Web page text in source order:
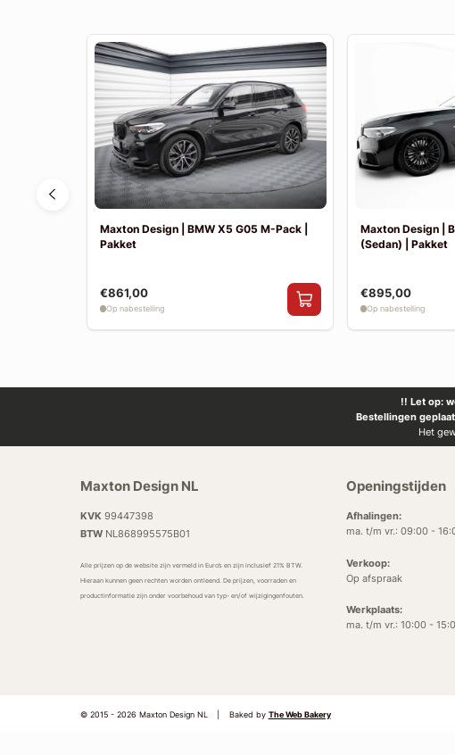
Maxton Design | BMW X5 G05 M-Pack |
Pakket
€861,00
Op nabestelling
Maxton Design |
(Sedan) | Pakket
€895,00
Op nabestelling
!! Let op:
Bestellingen
Het
Maxton Design NL
KVK 99447398
BTWNL868995575B01
Alle prijzen op de website zijn vermeld in Euro’s en zijn inclusief 21% BTW.
Hieraan kunnen geen rechten worden ontleend. De prijzen, voorraden en
productinformatie zijn onder voorbehoud van typ- en/of wijzigingenfouten.
Openingstijden
Afhalingen:
ma. t/m vr.: 09:00 -
Verkoop:
Op afspraak
Werkplaats:
ma. t/m vr.: 10:00 -
© 2015 - 2026 Maxton Design NL Baked by The Web Bakery